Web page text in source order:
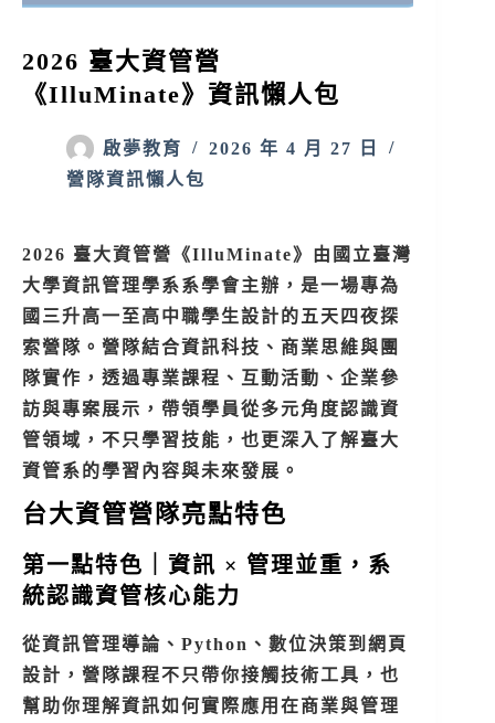
2026 臺大資管營
《IlluMinate》資訊懶人包
啟夢教育
2026 年 4 月 27 日
營隊資訊懶人包
2026 臺大資管營《IlluMinate》由國立臺灣
大學資訊管理學系系學會主辦，是一場專為
國三升高一至高中職學生設計的五天四夜探
索營隊。營隊結合資訊科技、商業思維與團
隊實作，透過專業課程、互動活動、企業參
訪與專案展示，帶領學員從多元角度認識資
管領域，不只學習技能，也更深入了解臺大
資管系的學習內容與未來發展。
台大資管營隊亮點特色
第一點特色｜資訊 × 管理並重，系
統認識資管核心能力
從資訊管理導論、Python、數位決策到網頁
設計，營隊課程不只帶你接觸技術工具，也
幫助你理解資訊如何實際應用在商業與管理